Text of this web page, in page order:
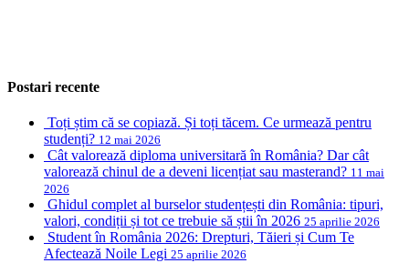
Postari recente
Toți știm că se copiază. Și toți tăcem. Ce urmează pentru
studenți? 12 mai 2026
Cât valorează diploma universitară în România? Dar cât
valorează chinul de a deveni licențiat sau masterand? 11 mai
2026
Ghidul complet al burselor studențești din România: tipuri,
valori, condiții și tot ce trebuie să știi în 2026 25 aprilie 2026
Student în România 2026: Drepturi, Tăieri și Cum Te
Afectează Noile Legi 25 aprilie 2026